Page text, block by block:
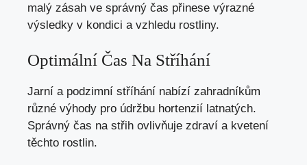
malý zásah ve správný čas přinese výrazné
výsledky v kondici a vzhledu rostliny.
Optimální Čas Na Stříhání
Jarní a podzimní stříhání nabízí zahradníkům
různé výhody pro údržbu hortenzií latnatých.
Správný čas na střih ovlivňuje zdraví a kvetení
těchto rostlin.